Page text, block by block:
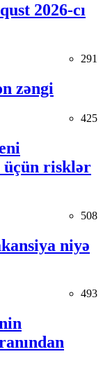
2026-cı
291
zəngi
425
üçün risklər
508
niyə
493